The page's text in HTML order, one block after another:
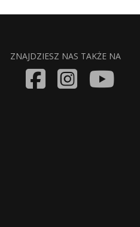
ZNAJDZIESZ NAS TAKŻE NA